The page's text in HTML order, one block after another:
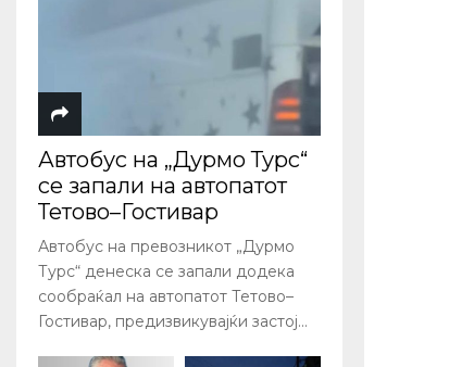
Автобус на „Дурмо Турс“
се запали на автопатот
Тетово–Гостивар
Автобус на превозникот „Дурмо
Турс“ денеска се запали додека
сообраќал на автопатот Тетово–
Гостивар, предизвикувајќи застој...